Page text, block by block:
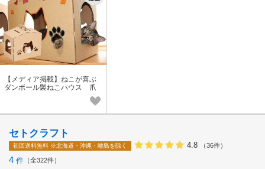
【メディア掲載】ねこが喜ぶ
ダンボール製ねこハウス 爪
とぎ キャットハウス 爪研
セトクラフト
初回送料無料 ※北海道・沖縄・離島を除く 4.8 （36件）
4 件 全322件